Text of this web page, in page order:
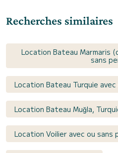
Recherches similaires
Location Bateau Marmaris
sans
Location Bateau Turquie avec
Location Bateau Muğla,
Location Voilier avec ou sans